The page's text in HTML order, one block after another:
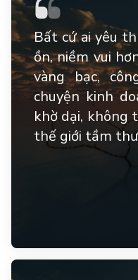
Bất cứ ai yêu
ồn, niềm vui
vàng bạc,
chuyện kinh
khờ dại, không
thế giới tầm